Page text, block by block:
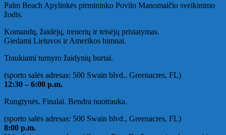
Palm Beach Apylinkės pirmininko Povilo Manomaičio sveikinimo
žodis.
Komandų, žaidėjų, trenerių ir teisėjų pristatymas.
Giedami Lietuvos ir Amerikos himnai.
Traukiami turnyro žaidynių burtai.
(sporto salės adresas: 500 Swain blvd., Greenacres, FL)
12:30 – 6:00 p.m.
Rungtynės. Finalai. Bendra nuotrauka.
(sporto salės adresas: 500 Swain blvd., Greenacres, FL)
8:00 p.m.